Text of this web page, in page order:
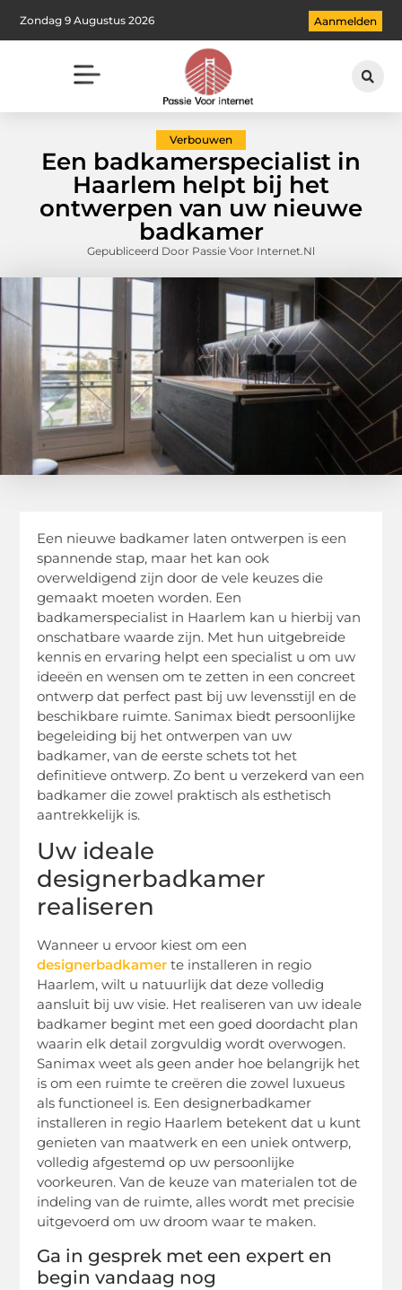
Zondag 9 Augustus 2026 Aanmelden
Verbouwen
Een badkamerspecialist in
Haarlem helpt bij het
ontwerpen van uw nieuwe
badkamer
Gepubliceerd Door Passie Voor Internet.nl
Een nieuwe badkamer laten ontwerpen is een
spannende stap, maar het kan ook
overweldigend zijn door de vele keuzes die
gemaakt moeten worden. Een
badkamerspecialist in Haarlem kan u hierbij van
onschatbare waarde zijn. Met hun uitgebreide
kennis en ervaring helpt een specialist u om uw
ideeën en wensen om te zetten in een concreet
ontwerp dat perfect past bij uw levensstijl en de
beschikbare ruimte. Sanimax biedt persoonlijke
begeleiding bij het ontwerpen van uw
badkamer, van de eerste schets tot het
definitieve ontwerp. Zo bent u verzekerd van een
badkamer die zowel praktisch als esthetisch
aantrekkelijk is.
Uw ideale
designerbadkamer
realiseren
Wanneer u ervoor kiest om een
designerbadkamer te installeren in regio
Haarlem, wilt u natuurlijk dat deze volledig
aansluit bij uw visie. Het realiseren van uw ideale
badkamer begint met een goed doordacht plan
waarin elk detail zorgvuldig wordt overwogen.
Sanimax weet als geen ander hoe belangrijk het
is om een ruimte te creëren die zowel luxueus
als functioneel is. Een designerbadkamer
installeren in regio Haarlem betekent dat u kunt
genieten van maatwerk en een uniek ontwerp,
volledig afgestemd op uw persoonlijke
voorkeuren. Van de keuze van materialen tot de
indeling van de ruimte, alles wordt met precisie
uitgevoerd om uw droom waar te maken.
Ga in gesprek met een expert en
begin vandaag nog